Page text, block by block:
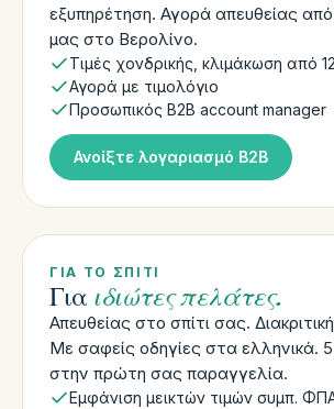
εξυπηρέτηση. Αγορά απευθείας
μας στο Βερολίνο.
Τιμές χονδρικής, κλιμάκωση από
Αγορά με τιμολόγιο
Προσωπικός B2B account manager
Ανοίξτε λογαριασμό B2B
ΓΙΑ ΤΟ ΣΠΊΤΙ
Για ιδιώτες πελάτες.
Απευθείας στο σπίτι σας.
Με σαφείς οδηγίες στα ελληνικά.
στην πρώτη σας παραγγελία.
Εμφάνιση μεικτών τιμών συμπ.